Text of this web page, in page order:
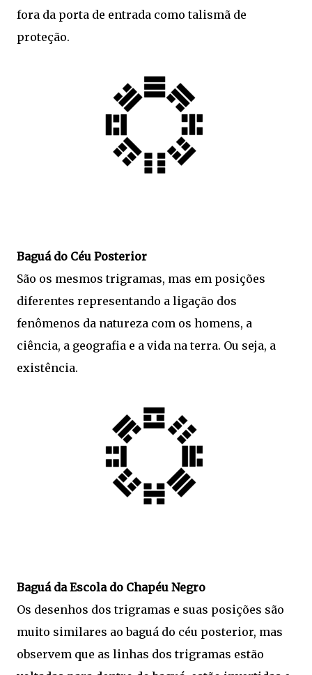
fora da porta de entrada como talismã de
proteção.
Baguá do Céu Posterior
São os mesmos trigramas, mas em posições
diferentes representando a ligação dos
fenômenos da natureza com os homens, a
ciência, a geografia e a vida na terra. Ou seja, a
existência.
Baguá da Escola do Chapéu Negro
Os desenhos dos trigramas e suas posições são
muito similares ao baguá do céu posterior, mas
observem que as linhas dos trigramas estão